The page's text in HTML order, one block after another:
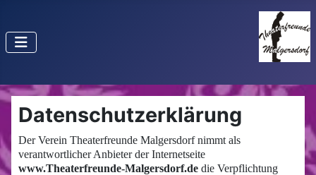
Datenschutzerklärung
Der Verein Theaterfreunde Malgersdorf nimmt als
verantwortlicher Anbieter der Internetseite
www.Theaterfreunde-Malgersdorf.de die Verpflichtung